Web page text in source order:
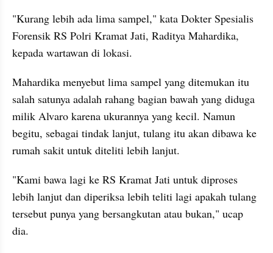
"Kurang lebih ada lima sampel," kata Dokter Spesialis
Forensik RS Polri Kramat Jati, Raditya Mahardika,
kepada wartawan di lokasi.
Mahardika menyebut lima sampel yang ditemukan itu
salah satunya adalah rahang bagian bawah yang diduga
milik Alvaro karena ukurannya yang kecil. Namun
begitu, sebagai tindak lanjut, tulang itu akan dibawa ke
rumah sakit untuk diteliti lebih lanjut.
"Kami bawa lagi ke RS Kramat Jati untuk diproses
lebih lanjut dan diperiksa lebih teliti lagi apakah tulang
tersebut punya yang bersangkutan atau bukan," ucap
dia.